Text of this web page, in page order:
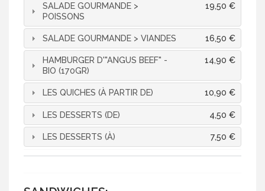
SALADE GOURMANDE >
POISSONS
19,50 €
SALADE GOURMANDE > VIANDES 16,50 €
HAMBURGER D'"ANGUS BEEF" -
BIO (170GR)
14,90 €
LES QUICHES (À PARTIR DE) 10,90 €
LES DESSERTS (DE) 4,50 €
LES DESSERTS (À) 7,50 €